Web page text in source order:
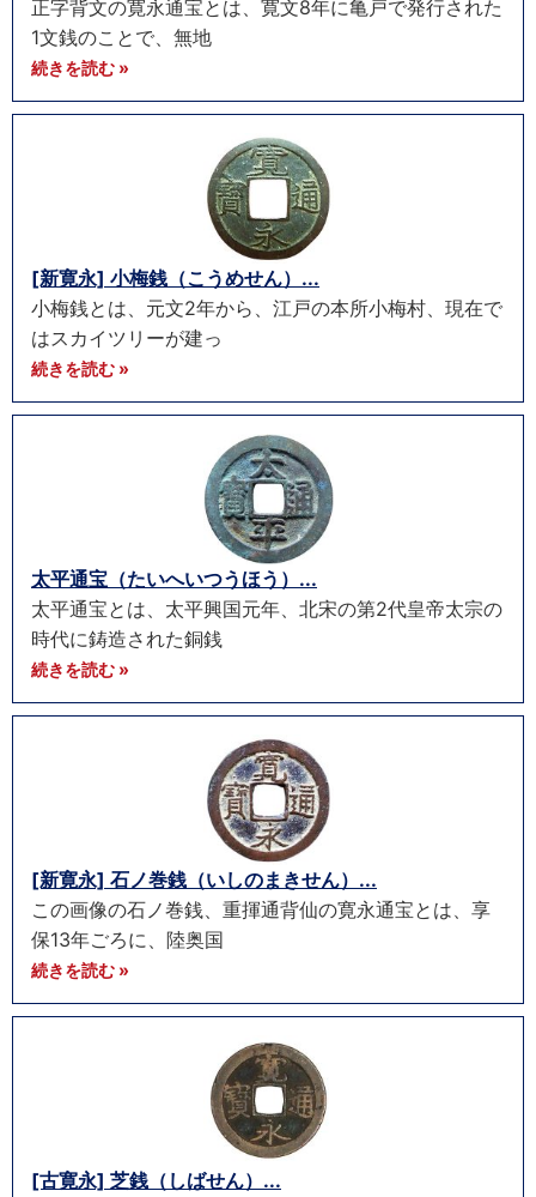
正字背文の寛永通宝とは、寛文8年に亀戸で発行された
1文銭のことで、無地
続きを読む »
[新寛永] 小梅銭（こうめせん）...
小梅銭とは、元文2年から、江戸の本所小梅村、現在で
はスカイツリーが建っ
続きを読む »
太平通宝（たいへいつうほう）...
太平通宝とは、太平興国元年、北宋の第2代皇帝太宗の
時代に鋳造された銅銭
続きを読む »
[新寛永] 石ノ巻銭（いしのまきせん）...
この画像の石ノ巻銭、重揮通背仙の寛永通宝とは、享
保13年ごろに、陸奥国
続きを読む »
[古寛永] 芝銭（しばせん）...